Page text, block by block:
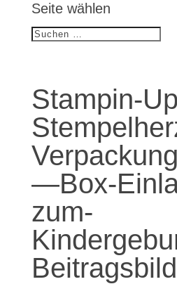
Seite wählen
Stampin-
—Box-
zum-